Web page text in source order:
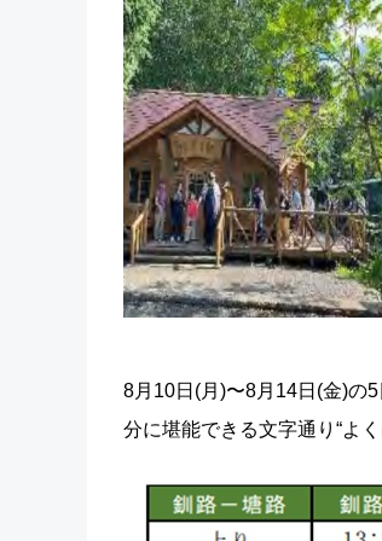
8月10日(月)〜8月14日(金)の
分に堪能できる文字通り“よく